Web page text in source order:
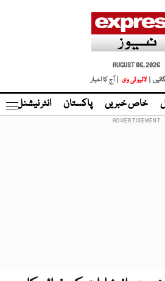
AUGUST 06, 2026
|
لائیو ٹی وی | آج کا اخبار
خاص خبریں پاکستان انٹر نیشنل